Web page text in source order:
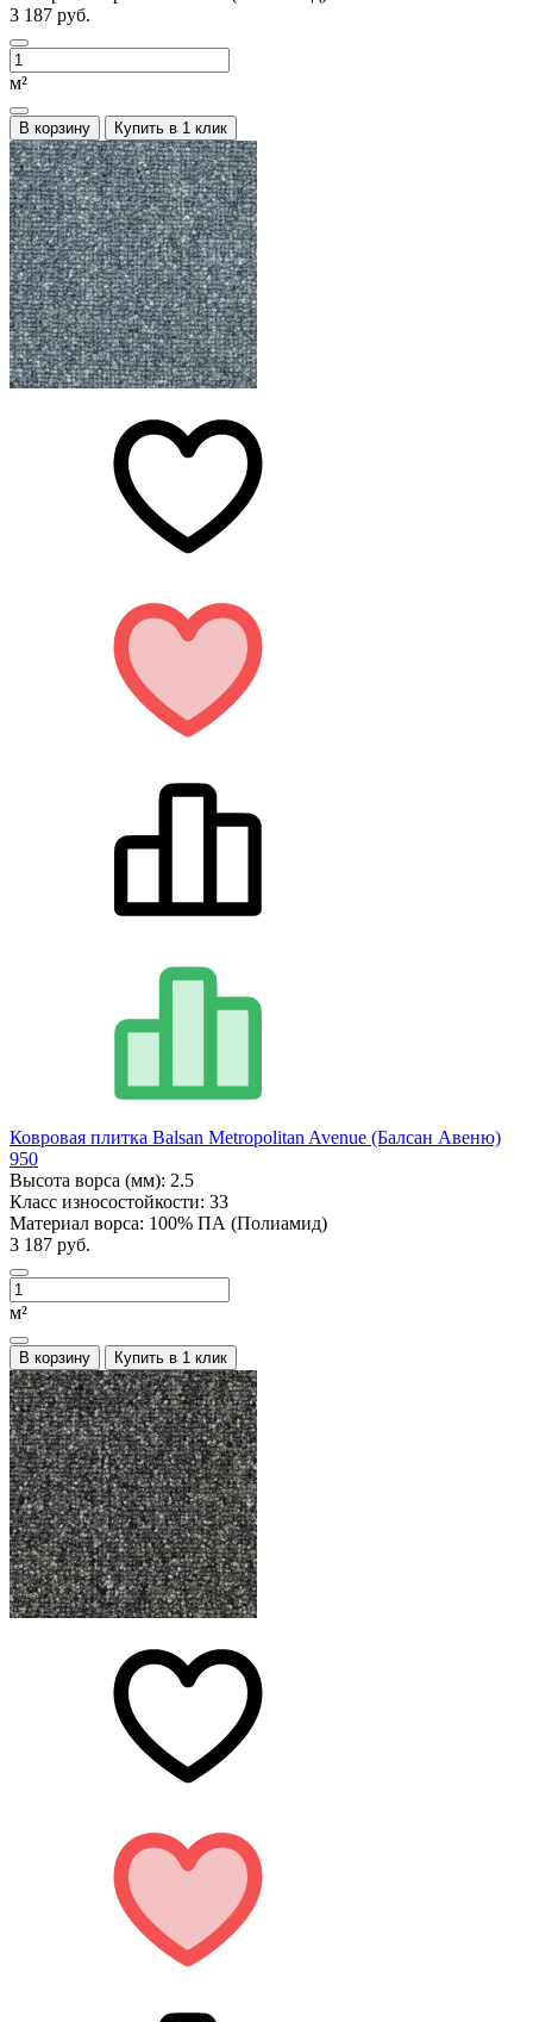
3 187 руб.
м²
В корзину Купить в 1 клик
Ковровая плитка Balsan Metropolitan Avenue (Балсан Авеню)
950
Высота ворса (мм): 2.5
Класс износостойкости: 33
Материал ворса: 100% ПА (Полиамид)
3 187 руб.
м²
В корзину Купить в 1 клик